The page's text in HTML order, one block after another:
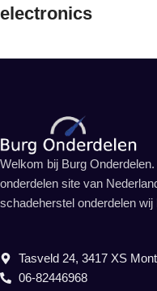
electronics
Welkom bij Burg
onderdelen site van
schadeherstel onderdelen wij
Tasveld 24, 3417 XS
06-82446968